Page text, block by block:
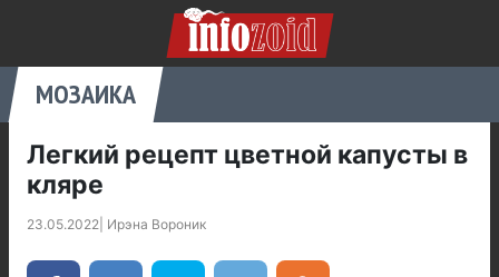
МОЗАИКА
Легкий рецепт цветной капусты в
кляре
23.05.2022 Ирэна Вороник